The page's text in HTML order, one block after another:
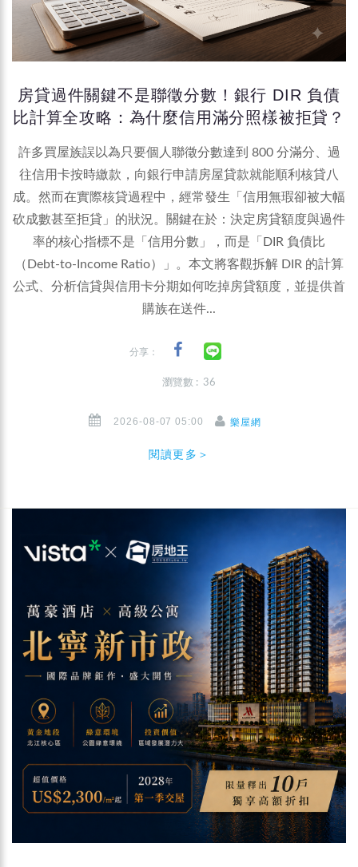
房貸過件關鍵不是聯徵分數！銀行 DIR 負債
比計算全攻略：為什麼信用滿分照樣被拒貸？
許多買屋族誤以為只要個人聯徵分數達到 800 分滿分、過
往信用卡按時繳款，向銀行申請房屋貸款就能順利核貸八
成。然而在實際核貸過程中，經常發生「信用無瑕卻被大幅
砍成數甚至拒貸」的狀況。關鍵在於：決定房貸額度與過件
率的核心指標不是「信用分數」，而是「DIR 負債比
（Debt-to-Income Ratio）」。本文將客觀拆解 DIR 的計算
公式、分析信貸與信用卡分期如何吃掉房貸額度，並提供首
購族在送件...
分享：
瀏覽數 : 36
2026-08-07 05:00 樂屋網
閱讀更多＞